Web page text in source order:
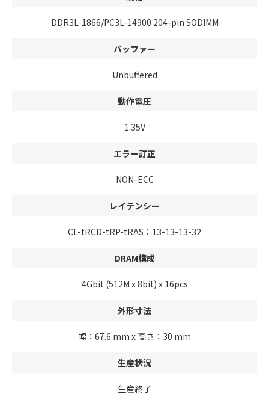
DDR3L-1866/PC3L-14900 204-pin SODIMM
バッファー
Unbuffered
動作電圧
1.35V
エラー訂正
NON-ECC
レイテンシー
CL-tRCD-tRP-tRAS：13-13-13-32
DRAM構成
4Gbit (512M x 8bit) x 16pcs
外形寸法
幅：67.6 mm x 高さ：30 mm
生産状況
生産終了